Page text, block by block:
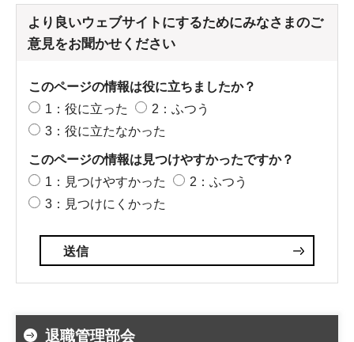
より良いウェブサイトにするためにみなさまのご
意見をお聞かせください
このページの情報は役に立ちましたか？
1：役に立った
2：ふつう
3：役に立たなかった
このページの情報は見つけやすかったですか？
1：見つけやすかった
2：ふつう
3：見つけにくかった
退職管理部会